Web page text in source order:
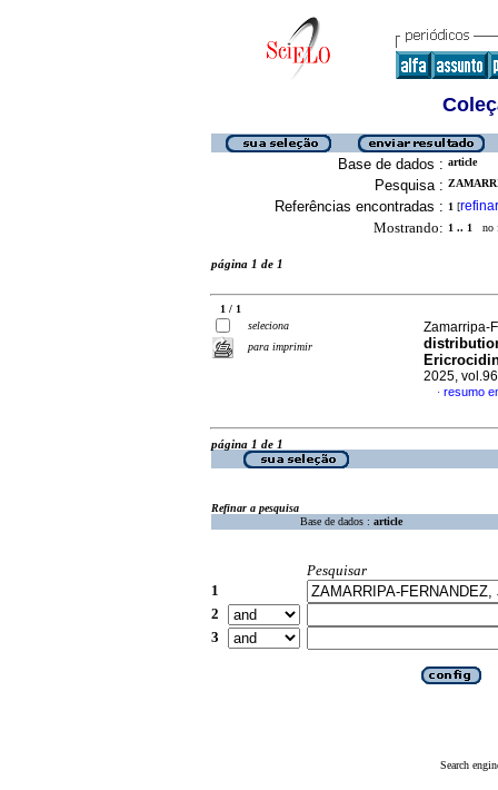
Base de dados : article
Pesquisa :
Referências encontradas : 1 [refinar
Mostrando: 1 .. 1 no
página 1 de 1
1 / 1
seleciona
para imprimir
Zamarripa-
2025,
· resumo
página 1 de 1
Refinar a pesquisa
Base de dados : article
Pesquisar
1
2
3
Search